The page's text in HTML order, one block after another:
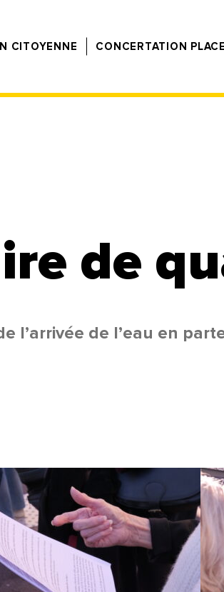
CITOYENNE CONCERTATION
de
l’arrivée de l’eau en